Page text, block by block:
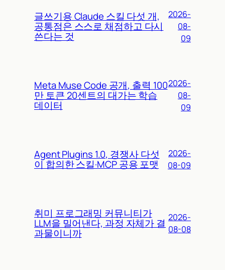
글쓰기용 Claude 스킬 다섯 개,
공통점은 스스로 채점하고 다시
쓴다는 것
2026-
08-
09
Meta Muse Code 공개, 출력 100
만 토큰 20센트의 대가는 학습
데이터
2026-
08-
09
Agent Plugins 1.0, 경쟁사 다섯
이 합의한 스킬·MCP 공용 포맷
2026-
08-09
취미 프로그래밍 커뮤니티가
LLM을 밀어낸다, 과정 자체가 결
과물이니까
2026-
08-08